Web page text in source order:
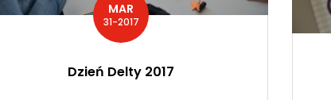
MAR
31-2017
Dzień Delty 2017